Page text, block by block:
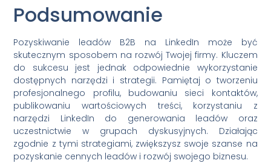
Podsumowanie
Pozyskiwanie leadów B2B na LinkedIn może być
skutecznym sposobem na rozwój Twojej firmy. Kluczem
do sukcesu jest jednak odpowiednie wykorzystanie
dostępnych narzędzi i strategii. Pamiętaj o tworzeniu
profesjonalnego profilu, budowaniu sieci kontaktów,
publikowaniu wartościowych treści, korzystaniu z
narzędzi LinkedIn do generowania leadów oraz
uczestnictwie w grupach dyskusyjnych. Działając
zgodnie z tymi strategiami, zwiększysz swoje szanse na
pozyskanie cennych leadów i rozwój swojego biznesu.